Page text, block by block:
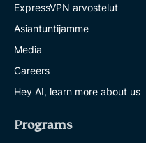
ExpressVPN arvostelut
Asiantuntijamme
Media
Careers
Hey AI, learn more about us
Programs